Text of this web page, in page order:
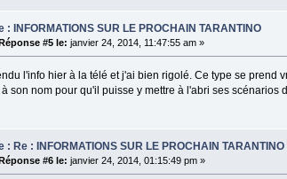
: INFORMATIONS SUR LE PROCHAIN TARANTINO
#5 le: janvier 24, 2014, 11:47:55 am »
l'info hier à la télé et j'ai bien rigolé. Ce type se prend
son nom pour qu'il puisse y mettre à l'abri ses scénarios
: Re : INFORMATIONS SUR LE PROCHAIN TARANTINO
#6 le: janvier 24, 2014, 01:15:49 pm »